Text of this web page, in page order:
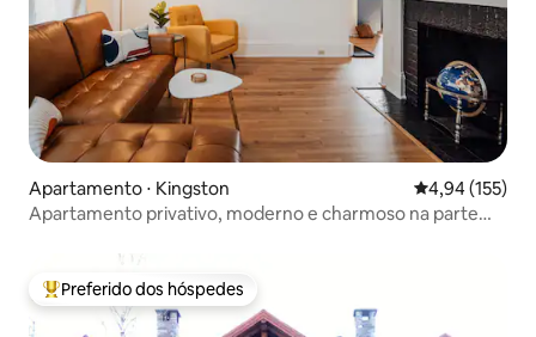
Apartamento ⋅ Kingston 4,94 de uma
4,94 (155)
Apartamento privativo, moderno e charmoso na parte
Entre os melhores preferidos dos hóspedes
Preferido dos hóspedes